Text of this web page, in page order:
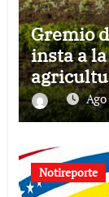
Gremio
insta a
Notireporte